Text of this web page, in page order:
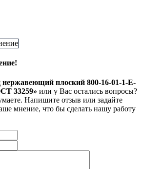
нержавеющий плоский 800-16-01-1-Е-
33259» или у Вас остались вопросы?
Напишите отзыв или задайте
мнение, что бы сделать нашу работу